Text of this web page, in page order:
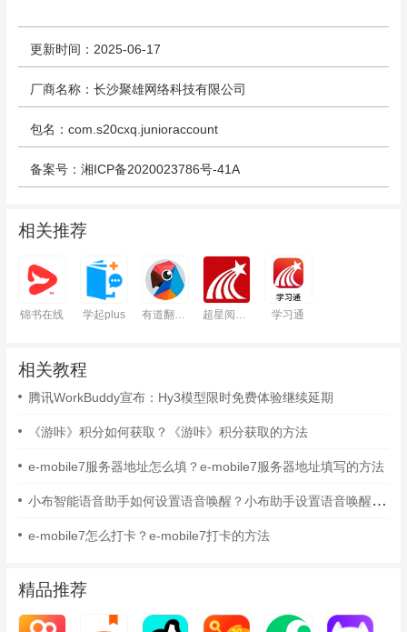
更新时间：2025-06-17
厂商名称：长沙聚雄网络科技有限公司
包名：com.s20cxq.junioraccount
备案号：湘ICP备2020023786号-41A
相关推荐
锦书在线 学起plus 有道翻译官 超星阅读器 学习通
相关教程
腾讯WorkBuddy宣布：Hy3模型限时免费体验继续延期
《游咔》积分如何获取？《游咔》积分获取的方法
e-mobile7服务器地址怎么填？e-mobile7服务器地址填写的方法
小布智能语音助手如何设置语音唤醒？小布助手设置语音唤醒的方法
e-mobile7怎么打卡？e-mobile7打卡的方法
精品推荐